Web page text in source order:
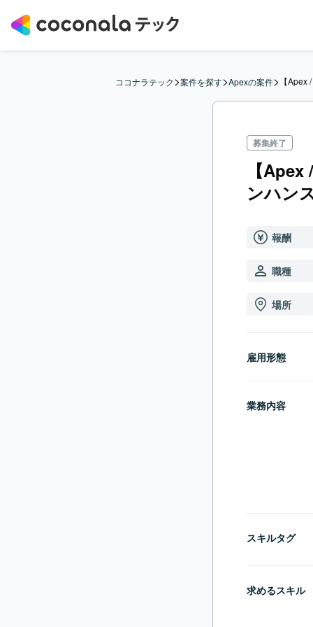
ココナラテック>案件を探す>Apexの案件> 【
募集終了
【
ンハン
報酬
職種
場所
雇用形態
業務内容
スキルタグ
求めるスキル